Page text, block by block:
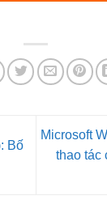
Bố
Microsoft
thao tác